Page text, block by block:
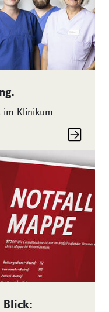
im Klinikum
Blick: